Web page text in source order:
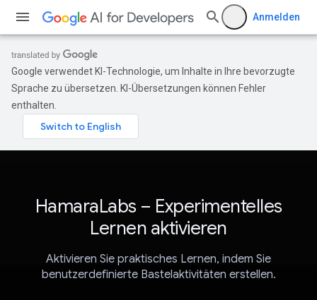
Anmelden
Google verwendet KI-Technologie, um Inhalte in Ihre bevorzugte
Sprache zu übersetzen. KI-Übersetzungen können Fehler
enthalten.
HamaraLabs – Experimentelles
Lernen aktivieren
Aktivieren Sie praktisches Lernen, indem Sie
benutzerdefinierte Bastelaktivitäten erstellen.